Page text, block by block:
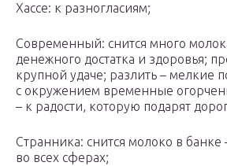
Хассе: к разногласиям;
Современный: снится много
денежного достатка и здоровья;
крупной удаче; разлить – мелкие
с окружением временные
– к радости, которую подарят
Странника: снится молоко в банке
во всех сферах;